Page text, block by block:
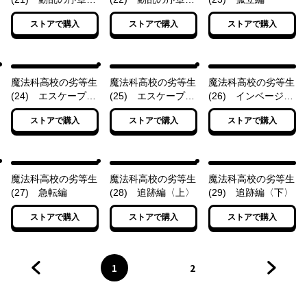
〈上〉
ストアで購入
〈下〉
ストアで購入 ストアで購入
魔法科高校の劣等生
(24) エスケープ編
〈上〉
ストアで購入
魔法科高校の劣等生
(25) エスケープ編
〈下〉
ストアで購入
魔法科高校の劣等生
(26) インベージョ
ン編
ストアで購入
魔法科高校の劣等生
(27) 急転編
ストアで購入
魔法科高校の劣等生
(28) 追跡編〈上〉
ストアで購入
魔法科高校の劣等生
(29) 追跡編〈下〉
ストアで購入
ページ
1
へ
2